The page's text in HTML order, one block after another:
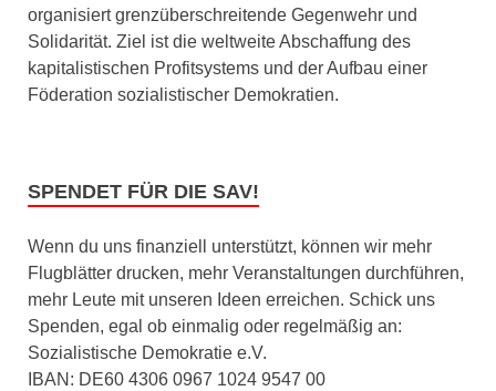
organisiert grenzüberschreitende Gegenwehr und
Solidarität. Ziel ist die weltweite Abschaffung des
kapitalistischen Profitsystems und der Aufbau einer
Föderation sozialistischer Demokratien.
SPENDET FÜR DIE SAV!
Wenn du uns finanziell unterstützt, können wir mehr
Flugblätter drucken, mehr Veranstaltungen durchführen,
mehr Leute mit unseren Ideen erreichen. Schick uns
Spenden, egal ob einmalig oder regelmäßig an:
Sozialistische Demokratie e.V.
IBAN: DE60 4306 0967 1024 9547 00